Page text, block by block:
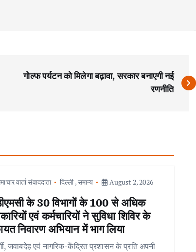
गोल्फ पर्यटन को मिलेगा बढ़ावा, सरकार बनाएगी नई
रणनीति
वार्ता संवाददाता दिल्ली,समान्य August 2, 2026
के 30 विभागों के 100 से अधिक
एवं कर्मचारियों ने सुविधा शिविर के
निवारण अभियान में भाग लिया
जवाबदेह एवं नागरिक-केंद्रित प्रशासन के प्रति अपनी